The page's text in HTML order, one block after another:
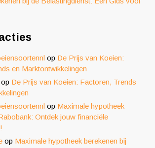
op De Prijs van Koeien:
en Marktontwikkelingen
op De Prijs van Koeien: Factoren, Trends
op Maximale hypotheek
Ontdek jouw financiële
op Maximale hypotheek berekenen bij